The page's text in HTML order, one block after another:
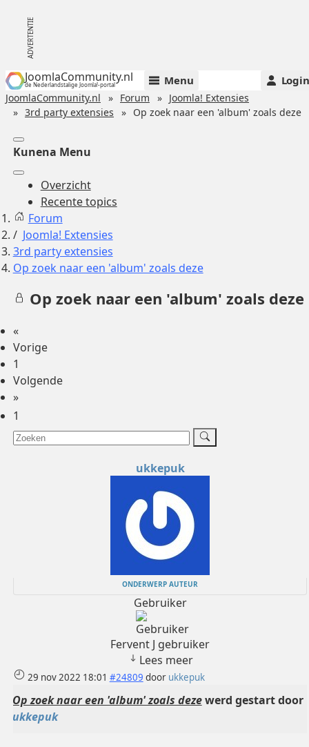
JoomlaCommunity.nl
de Nederlandstalige Joomla!-portal Menu Login
JoomlaCommunity.nl Forum
Joomla! Extensies
3rd party extensies
Op zoek naar een 'album' zoals deze
Kunena Menu
Overzicht
Recente topics
Forum
Joomla! Extensies
3rd party extensies
Op zoek naar een 'album' zoals deze
Op zoek naar een 'album' zoals deze
«
Vorige
1
Volgende
»
1
ukkepuk
ONDERWERP AUTEUR
Gebruiker
Fervent J gebruiker
Lees meer
29 nov 2022 18:01 #24809 door ukkepuk
Op zoek naar een 'album' zoals dezewerd gestart door
ukkepuk